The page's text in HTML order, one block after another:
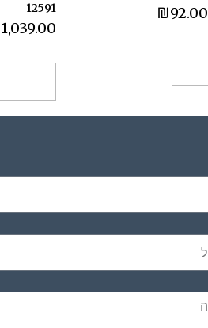
₪92.00
12591
1,039.00